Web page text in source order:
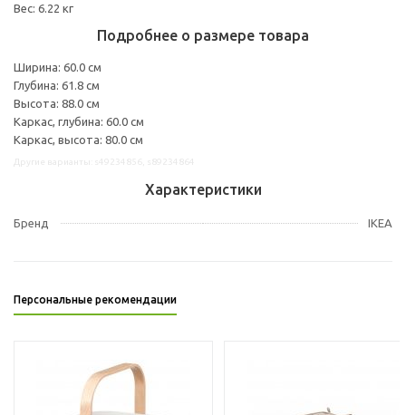
Вес: 6.22 кг
Подробнее о размере товара
Ширина: 60.0 см
Глубина: 61.8 см
Высота: 88.0 см
Каркас, глубина: 60.0 см
Каркас, высота: 80.0 см
Характеристики
Бренд IKEA
Персональные рекомендации